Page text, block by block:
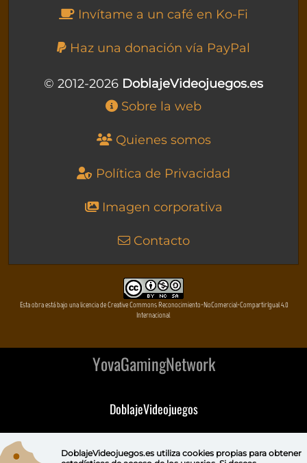
Invítame a un café en Ko-Fi
Haz una donación vía PayPal
© 2012-2026 DoblajeVideojuegos.es
Sobre la web
Quienes somos
Política de Privacidad
Imagen corporativa
Contacto
Esta obra está bajo una licencia de Creative Commons Reconocimiento-NoComercial-CompartirIgual 4.0
Internacional
YovaGamingNetwork
DoblajeVideojuegos
DeVuego
DoblajeVideojuegos.es utiliza cookies propiaspara obtener